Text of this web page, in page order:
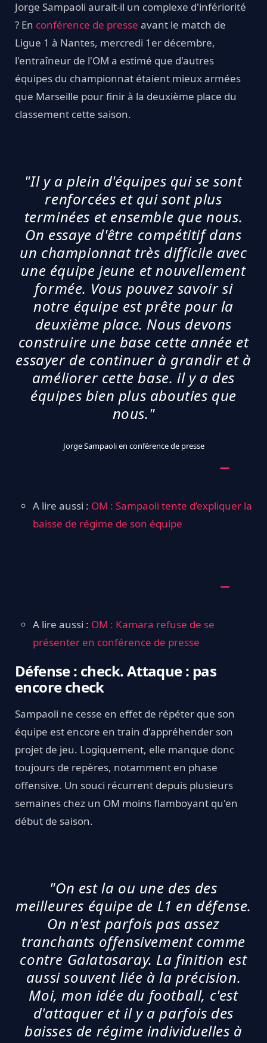
Jorge Sampaoli aurait-il un complexe d'infériorité
? En conférence de presse avant le match de
Ligue 1 à Nantes, mercredi 1er décembre,
l'entraîneur de l'OM a estimé que d'autres
équipes du championnat étaient mieux armées
que Marseille pour finir à la deuxième place du
classement cette saison.
"Il y a plein d'équipes qui se sont
renforcées et qui sont plus
terminées et ensemble que nous.
On essaye d'être compétitif dans
un championnat très difficile avec
une équipe jeune et nouvellement
formée. Vous pouvez savoir si
notre équipe est prête pour la
deuxième place. Nous devons
construire une base cette année et
essayer de continuer à grandir et à
améliorer cette base. il y a des
équipes bien plus abouties que
nous."
Jorge Sampaoli en conférence de presse
A lire aussi : OM : Sampaoli tente d’expliquer la
baisse de régime de son équipe
A lire aussi : OM : Kamara refuse de se
présenter en conférence de presse
Défense : check. Attaque : pas
encore check
Sampaoli ne cesse en effet de répéter que son
équipe est encore en train d'appréhender son
projet de jeu. Logiquement, elle manque donc
toujours de repères, notamment en phase
offensive. Un souci récurrent depuis plusieurs
semaines chez un OM moins flamboyant qu'en
début de saison.
"On est la ou une des des
meilleures équipe de L1 en défense.
On n'est parfois pas assez
tranchants offensivement comme
contre Galatasaray. La finition est
aussi souvent liée à la précision.
Moi, mon idée du football, c'est
d'attaquer et il y a parfois des
baisses de régime individuelles à